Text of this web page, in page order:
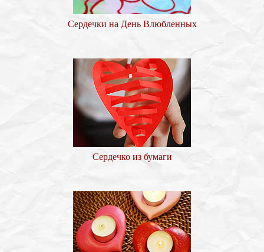
Сердечки на День Влюбленных
Сердечко из бумаги